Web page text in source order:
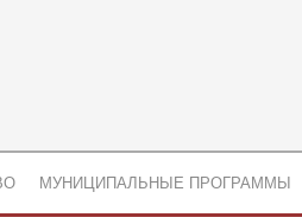
МУНИЦИПАЛЬНЫЕ ПРОГРАММЫ